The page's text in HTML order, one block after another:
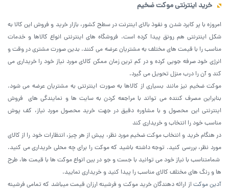
خرید اینترنتی موکت ضخیم
امروزه با پر کابرد شدن و نفوذ بالای اینترنت در سطح کشور، بازار خرید و فروش این کالا به
شکل اینترنتی هم رونق پیدا کرده است. فروشگاه های اینترنتی انواع کالاها و خدمات
مناسب را با قیمت های مختلف به مشتریان عرضه می کنند. بدین صورت مشتری در وقت و
انرژی خود صرفه جویی کرده و در کم ترین زمان ممکن‌ کالای مورد نیاز خود را خریداری می
کند و آن را درب منزل تحویل می گیرد.
موکت ضخیم نیز مانند بسیاری از کالاها به صورت اینترنتی به مشتریان عرضه می شود.
بنابراین مصرف کننده می تواند با مراجعه کردن به سایت ها و نمایندگی های فروش
اینترنتی این محصول و با مشاوره دقیق در جهت خرید محصول مورد نیاز، کف پوش
مناسب خود را انتخاب و خریداری کند
در هنگام خرید و انتخاب موکت ضخیم مورد نظر، پیش از هر‌ چیز، انتظارات خود را از کالای
مورد نظر، بررسی کنید. توجه داشته باشید که موکت را برای چه محلی خریداری می کنید.
شمامتناسب با نیاز خود می توانید با جست و جو در بین انواع موکت ها با قیمت ها، طرح‌
ها و‌ رنگ های مختلف کالای مناسب را پیدا کنید و خریداری نمایید.
آدین موکتاز ارائه دهندگان خرید موکت و فرشینه ارزان قیمت میباشد که تمامی فرشینه